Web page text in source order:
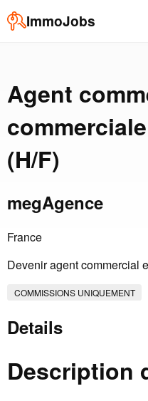
ImmoJobs
Agent
(H/F)
megAgence
France
Devenir agent commercial
COMMISSIONS UNIQUEMENT
Details
Description